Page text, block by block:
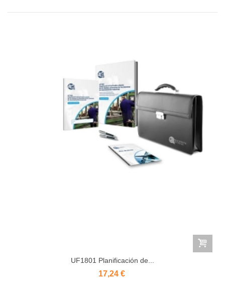
UF1801 Planificación de...
17,24 €